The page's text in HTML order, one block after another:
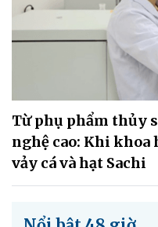
Từ phụ phẩm thủy
nghệ cao: Khi
vảy cá và hạt Sachi